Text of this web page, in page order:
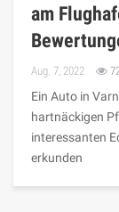
am
Aug. 7, 2022
Ein Auto in
hartnäckigen
interessanten
erkunden